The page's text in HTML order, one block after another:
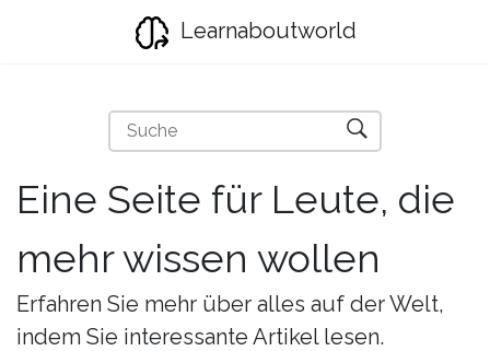
Learnaboutworld
Eine Seite für Leute, die
mehr wissen wollen
Erfahren Sie mehr über alles auf der Welt,
indem Sie interessante Artikel lesen.